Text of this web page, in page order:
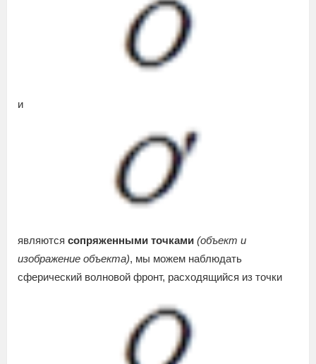
и
являются сопряженными точками (объект и
изображение объекта), мы можем наблюдать
сферический волновой фронт, расходящийся из точки